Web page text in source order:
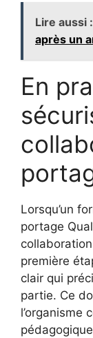
Lire aussi :
après un
En
Lorsqu’un
portage
première
clair qui
partie. Ce
l’organisme